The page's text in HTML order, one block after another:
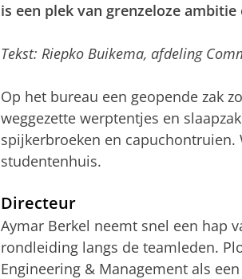
is een plek van grenzeloze
Tekst: Riepko Buikema, afdeling
Op het bureau een geopende zak
weggezette werptentjes en
spijkerbroeken en
studentenhuis.
Directeur
Aymar Berkel neemt snel een hap
rondleiding langs de teamleden.
Engineering & Management als